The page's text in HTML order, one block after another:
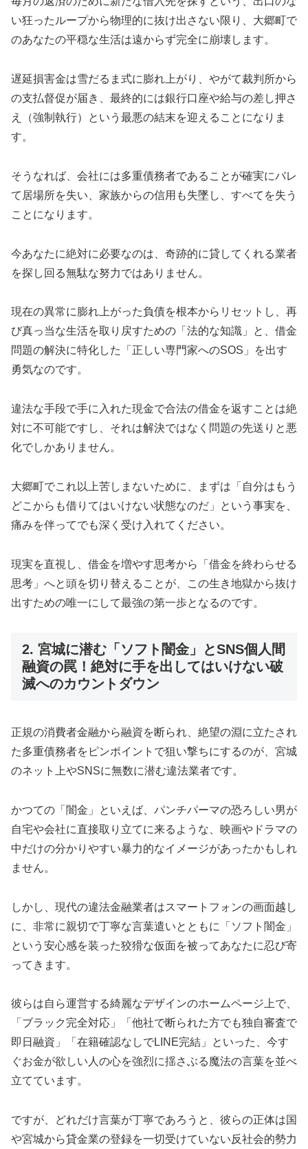
い狂ったループから物理的に抜け出さない限り、大郷町で
のあなたの平穏な生活は遠からず完全に崩壊します。
遅延損害金は雪だるま式に膨れ上がり、やがて裁判所から
の支払督促が届き、最終的には銀行口座や給与の差し押さ
え（強制執行）という最悪の結末を迎えることになりま
す。
そうなれば、会社には多重債務者であることが確実にバレ
て居場所を失い、家族からの信用も失墜し、すべてを失う
ことになります。
今あなたに絶対に必要なのは、奇跡的に貸してくれる業者
を探し回る無駄な努力ではありません。
現在の異常に膨れ上がった負債を根本からリセットし、再
び真っ当な生活を取り戻すための「法的な知識」と、借金
問題の解決に特化した「正しい専門家へのSOS」を出す
勇気なのです。
違法な手段で手に入れた現金で合法の借金を返すことは絶
対に不可能ですし、それは解決ではなく問題の先送りと悪
化でしかありません。
大郷町でこれ以上苦しまないために、まずは「自分はもう
どこからも借りてはいけない状態なのだ」という事実を、
痛みを伴ってでも深く受け入れてください。
現実を直視し、借金を増やす思考から「借金を終わらせる
思考」へと頭を切り替えることが、この生き地獄から抜け
出すための唯一にして最強の第一歩となるのです。
2. 宮城に潜む「ソフト闇金」とSNS個人間
融資の罠！絶対に手を出してはいけない破
滅へのカウントダウン
正規の消費者金融から融資を断られ、絶望の淵に立たされ
た多重債務者をピンポイントで狙い撃ちにするのが、宮城
のネット上やSNSに無数に潜む違法業者です。
かつての「闇金」といえば、パンチパーマの恐ろしい男が
自宅や会社に直接取り立てに来るような、映画やドラマの
中だけの分かりやすい暴力的なイメージがあったかもしれ
ません。
しかし、現代の違法金融業者はスマートフォンの画面越し
に、非常に親切で丁寧な言葉遣いとともに「ソフト闇金」
という安心感を装った狡猾な仮面を被ってあなたに忍び寄
ってきます。
彼らは自ら運営する綺麗なデザインのホームページ上で、
「ブラック完全対応」「他社で断られた方でも独自審査で
即日融資」「在籍確認なしでLINE完結」といった、今す
ぐお金が欲しい人の心を強烈に揺さぶる魔法の言葉を並べ
立てています。
ですが、どれだけ言葉が丁寧であろうと、彼らの正体は国
や宮城から貸金業の登録を一切受けていない反社会的勢力